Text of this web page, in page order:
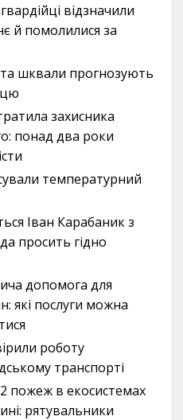
відзначили
й помолилися за
шквали прогнозують
захисника
понад два роки
температурний
Іван Карабаник з
просить гідно
допомога для
які послуги можна
роботу
транспорті
пожеж в екосистемах
рятувальники